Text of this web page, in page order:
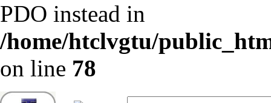
PDO instead in
/home/htclvgtu/
on line 78